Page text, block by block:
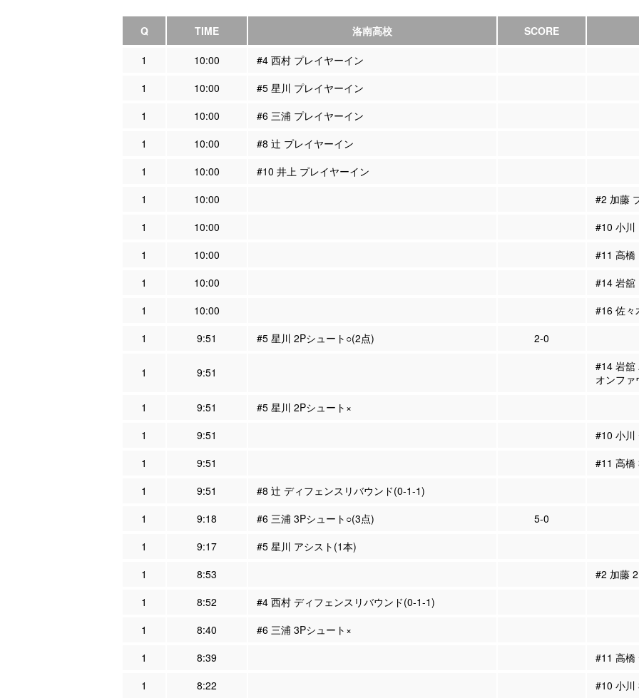
Q TIME 洛南高校 SCORE
1 10:00
#4 西村 プレイヤーイン
1
10:00
#5 星川 プレイヤーイン
1
10:00
#6 三浦 プレイヤーイン
1
10:00
#8 辻 プレイヤーイン
1
10:00
#10 井上 プレイヤーイン
1
10:00
#2 加藤
1
10:00
#10 小川
1
10:00
#11 高橋
1
10:00
#14 岩舘
1
10:00
#16 佐々
1
9:51 #5 星川 2Pシュート○(2点) 2-0
1 9:51
#14 岩舘
オンファ
1
9:51
#5 星川 2Pシュート×
1
9:51
#10 小川
1
9:51
#11 高橋
1
9:51
#8 辻 ディフェンスリバウンド(0-1-1)
1
9:18 #6 三浦 3Pシュート○(3点)
5-0
1
9:17
#5 星川 アシスト(1本)
1
8:53
#2 加藤
1
8:52
#4 西村 ディフェンスリバウンド(0-1-1)
1
8:40
#6 三浦 3Pシュート×
1
8:39
#11 高橋
1
8:22
#10 小川